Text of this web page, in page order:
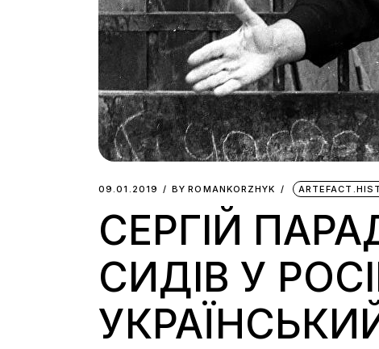
09.01.2019 BY ROMANKORZHYK
СЕРГІЙ
СИДІВ У